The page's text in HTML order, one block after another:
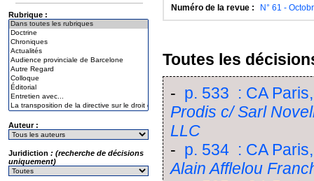
Rubrique :
Auteur :
Juridiction : (recherche de décisions
uniquement)
Numéro de la revue :
N° 61 -
Toutes les
- p. 533 : CA
Prodis c/ Sarl
LLC
- p. 534 : CA
Alain Afflelou